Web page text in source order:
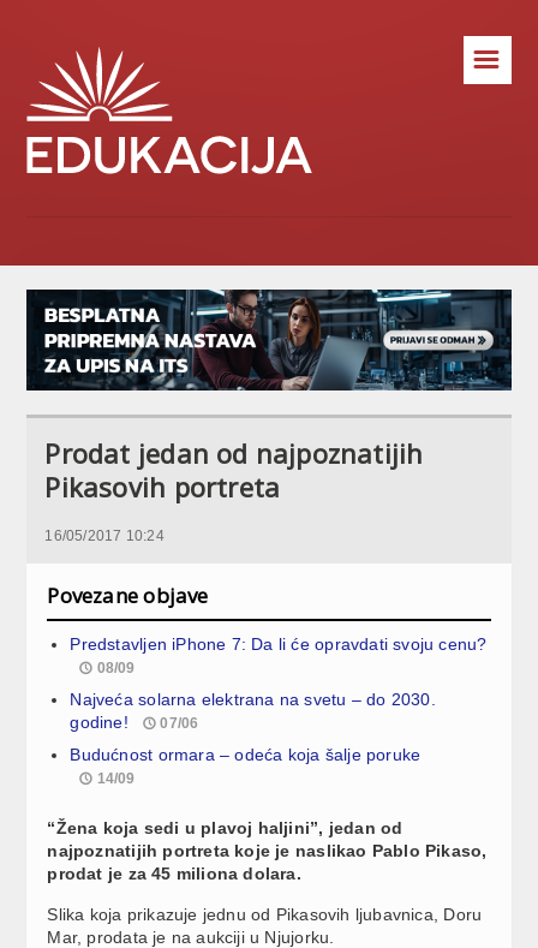
☰
Prodat jedan od najpoznatijih
Pikasovih portreta
16/05/2017 10:24
Povezane objave
Predstavljen iPhone 7: Da li će opravdati svoju cenu?
08/09
Najveća solarna elektrana na svetu – do 2030.
godine!
07/06
Budućnost ormara – odeća koja šalje poruke
14/09
“Žena koja sedi u plavoj haljini”, jedan od
najpoznatijih portreta koje je naslikao Pablo Pikaso,
prodat je za 45 miliona dolara.
Slika koja prikazuje jednu od Pikasovih ljubavnica, Doru
Mar, prodata je na aukciji u Njujorku.